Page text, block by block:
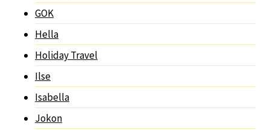
GOK
Hella
Holiday Travel
Ilse
Isabella
Jokon